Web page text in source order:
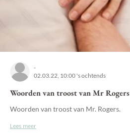
-
02.03.22, 10:00 's ochtends
Woorden van troost van Mr Rogers
Woorden van troost van Mr. Rogers.
Lees meer